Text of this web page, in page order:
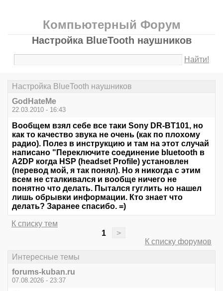
Компьютерный Форум
Настройка BlueTooth наушников
Найти!
Настройка BlueTooth наушников
GodHateMe
22.03.2010 - 16:43
Вообщем взял себе все таки Sony DR-BT101, но
как то качество звука не очень (как по плохому
радио). Полез в инструкцию и там на этот случай
написано "Переключите соединение bluetooth в
A2DP когда HSP (headset Profile) установлен
(перевод мой, я так понял). Но я никогда с этим
всем не сталкивался и вообще ничего не
понятно что делать. Пытался гуглить но нашел
лишь обрывки информации. Кто знает что
делать? Заранее спасибо. =)
К списку тем
1
>
К списку форумов
Интересные темы
forums-kuban.ru
07.08.2026 - 23:37